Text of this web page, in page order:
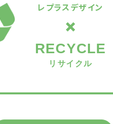
レプラスデザイン
RECYCLE
リサイクル